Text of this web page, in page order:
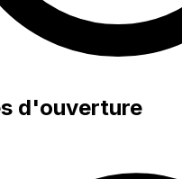
d'ouverture